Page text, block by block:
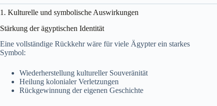
1. Kulturelle und symbolische Auswirkungen
Stärkung der ägyptischen Identität
Eine vollständige Rückkehr wäre für viele Ägypter ein starkes
Symbol:
Wiederherstellung kultureller Souveränität
Heilung kolonialer Verletzungen
Rückgewinnung der eigenen Geschichte